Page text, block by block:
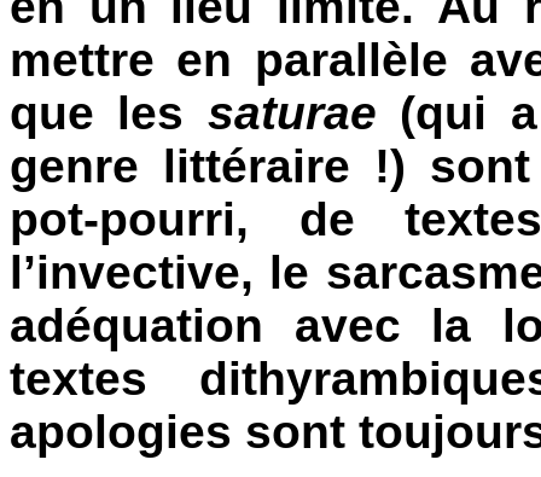
mettre en parallèle
que les saturae (qui
genre littéraire !)
pot-pourri, de
l’invective, le
adéquation avec la
textes
apologies sont